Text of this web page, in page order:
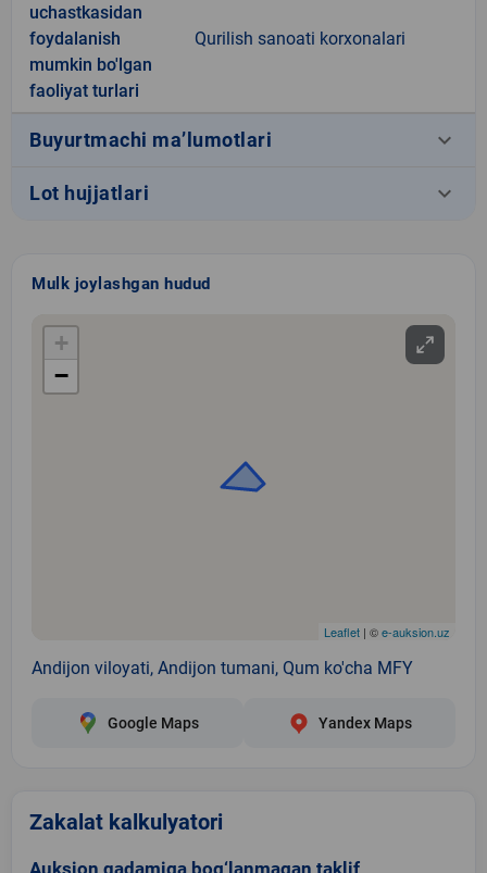
uchastkasidan
foydalanish
mumkin bo'lgan
faoliyat turlari
Qurilish sanoati korxonalari
Buyurtmachi ma’lumotlari keyboard_arrow_down
Lot hujjatlari keyboard_arrow_down
Mulk joylashgan hudud
+
−
Leaflet | ©e-auksion.uz
Andijon viloyati, Andijon tumani, Qum ko'cha MFY
Google Maps Yandex Maps
Zakalat kalkulyatori
Auksion qadamiga bog‘lanmagan taklif